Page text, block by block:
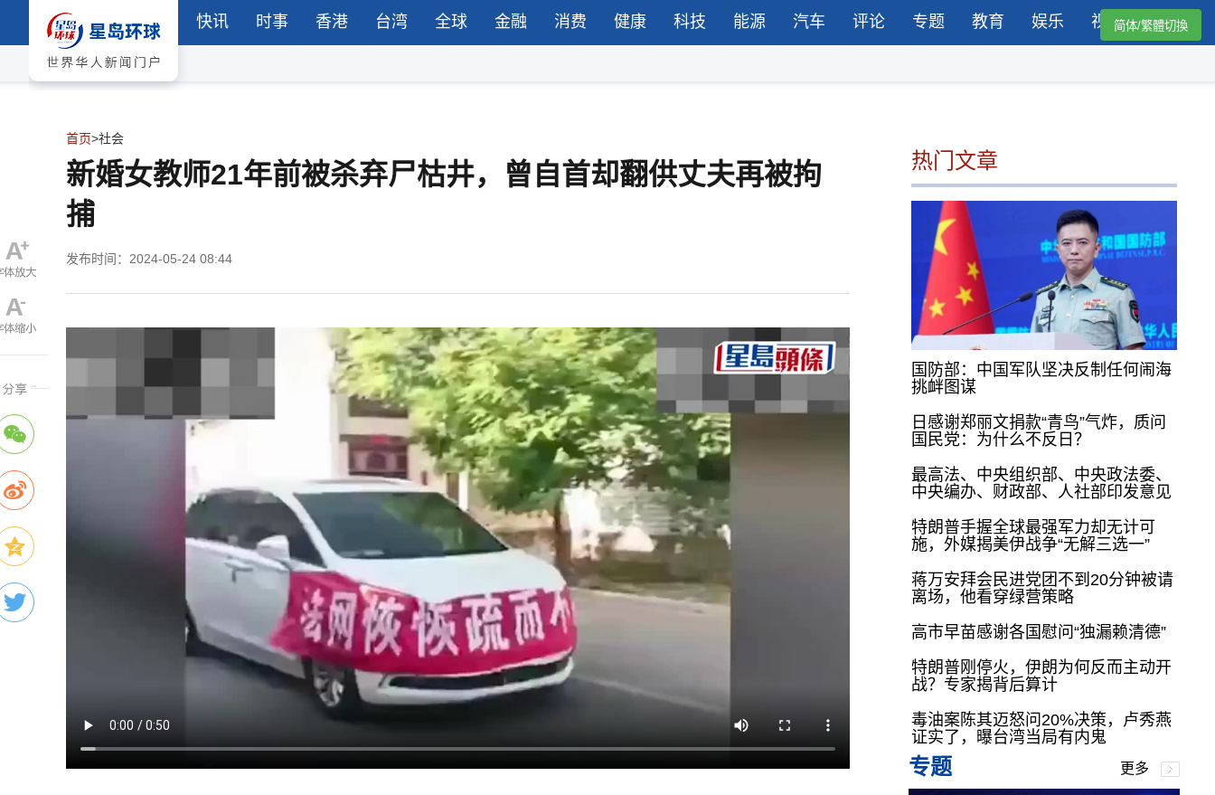
快讯 时事 香港 台湾 全球 金融 消费 健康 科技 能源 汽车 评论 专题 教育 娱乐 视频简体/繁體切換
首页>社会
新婚女教师21年前被杀弃尸枯井，曾自首却翻供丈夫再被拘
捕
发布时间：2024-05-24 08:44
热门文章
国防部：中国军队坚决反制任何闹海
挑衅图谋
日感谢郑丽文捐款“青鸟”气炸，质问
国民党：为什么不反日？
最高法、中央组织部、中央政法委、
中央编办、财政部、人社部印发意见
特朗普手握全球最强军力却无计可
施，外媒揭美伊战争“无解三选一”
蒋万安拜会民进党团不到20分钟被请
离场，他看穿绿营策略
高市早苗感谢各国慰问“独漏赖清德”
特朗普刚停火，伊朗为何反而主动开
战？专家揭背后算计
毒油案陈其迈怒问20%决策，卢秀燕
证实了，曝台湾当局有内鬼
专题 更多